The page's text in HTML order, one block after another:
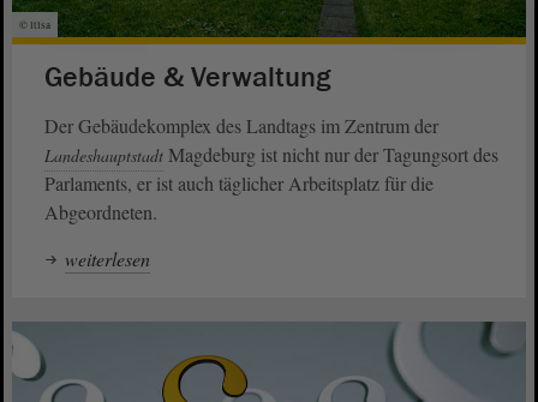
© ltlsa
Gebäude & Verwaltung
Der Gebäudekomplex des Landtags im Zentrum der
Landeshauptstadt Magdeburg ist nicht nur der Tagungsort des
Parlaments, er ist auch täglicher Arbeitsplatz für die
Abgeordneten.
weiterlesen